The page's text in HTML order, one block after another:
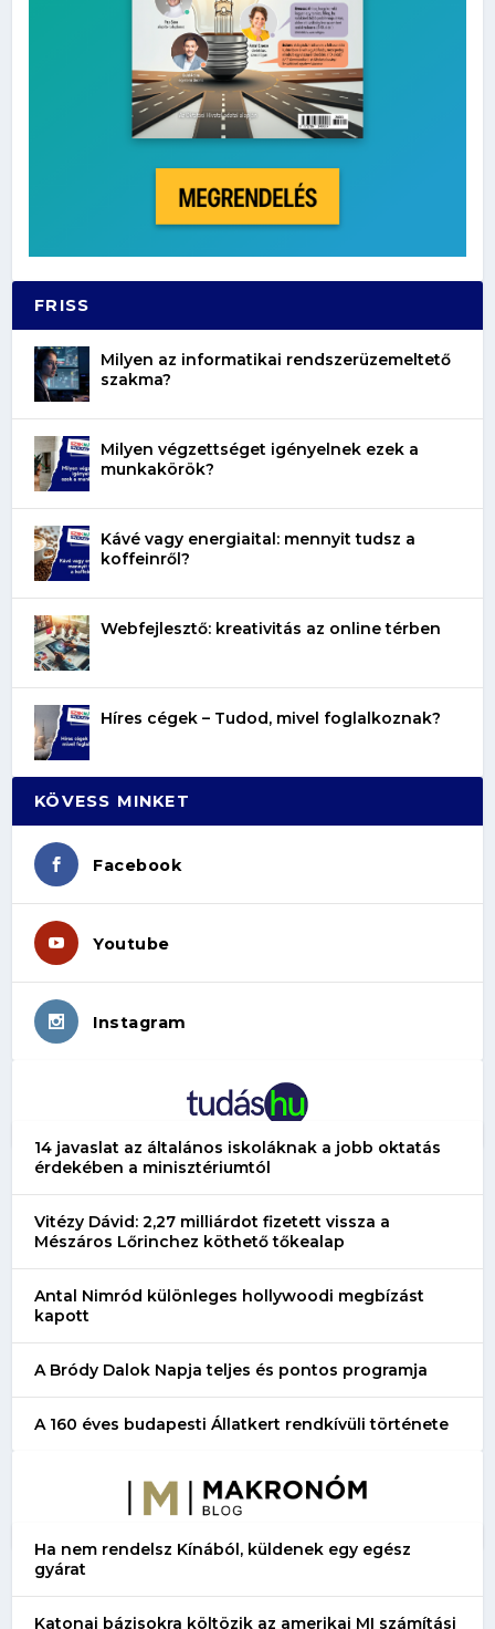
FRISS
Milyen az informatikai rendszerüzemeltető
szakma?
Milyen végzettséget igényelnek ezek a
munkakörök?
Kávé vagy energiaital: mennyit tudsz a
koffeinről?
Webfejlesztő: kreativitás az online térben
Híres cégek – Tudod, mivel foglalkoznak?
KÖVESS MINKET
Facebook
Youtube
Instagram
14 javaslat az általános iskoláknak a jobb oktatás
érdekében a minisztériumtól
Vitézy Dávid: 2,27 milliárdot fizetett vissza a
Mészáros Lőrinchez köthető tőkealap
Antal Nimród különleges hollywoodi megbízást
kapott
A Bródy Dalok Napja teljes és pontos programja
A 160 éves budapesti Állatkert rendkívüli története
Ha nem rendelsz Kínából, küldenek egy egész
gyárat
Katonai bázisokra költözik az amerikai MI számítási